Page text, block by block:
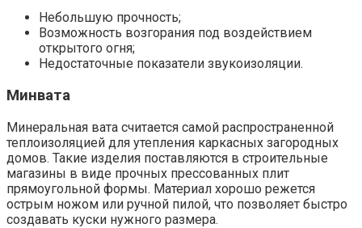
Небольшую прочность;
Возможность возгорания под воздействием
открытого огня;
Недостаточные показатели звукоизоляции.
Минвата
Минеральная вата считается самой распространенной
теплоизоляцией для утепления каркасных загородных
домов. Такие изделия поставляются в строительные
магазины в виде прочных прессованных плит
прямоугольной формы. Материал хорошо режется
острым ножом или ручной пилой, что позволяет быстро
создавать куски нужного размера.